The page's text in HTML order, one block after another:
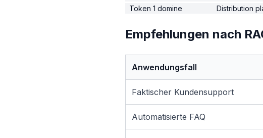
Empfehlungen nach
Anwendungsfall
Faktischer Kundensupport
Automatisierte FAQ